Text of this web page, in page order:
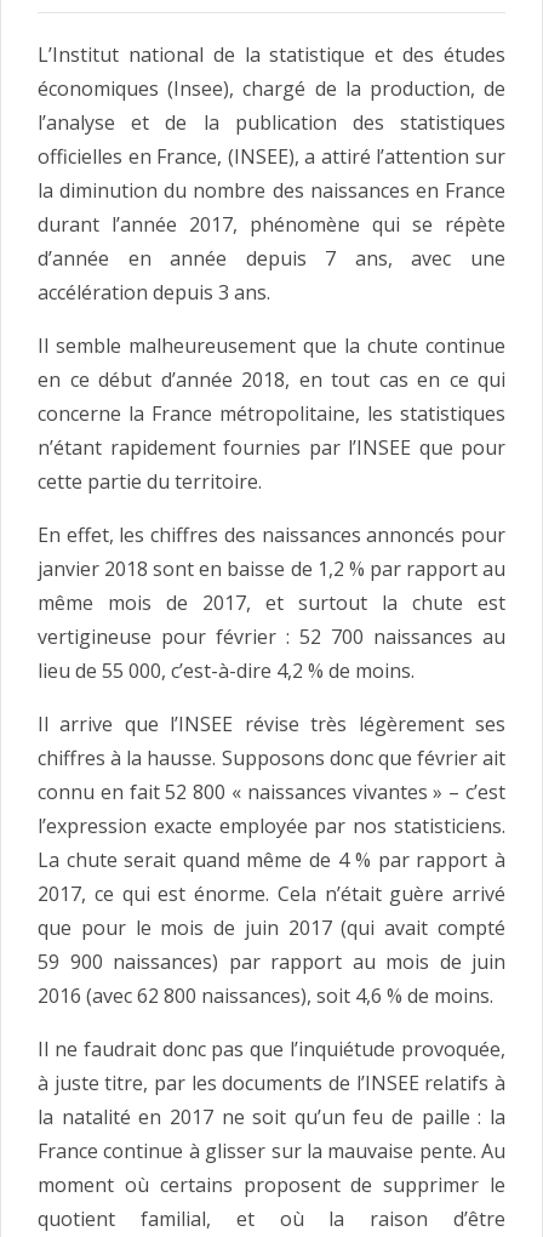
L’Institut national de la statistique et des études
économiques (Insee), chargé de la production, de
l’analyse et de la publication des statistiques
officielles en France, (INSEE), a attiré l’attention sur
la diminution du nombre des naissances en France
durant l’année 2017, phénomène qui se répète
d’année en année depuis 7 ans, avec une
accélération depuis 3 ans.
Il semble malheureusement que la chute continue
en ce début d’année 2018, en tout cas en ce qui
concerne la France métropolitaine, les statistiques
n’étant rapidement fournies par l’INSEE que pour
cette partie du territoire.
En effet, les chiffres des naissances annoncés pour
janvier 2018 sont en baisse de 1,2 % par rapport au
même mois de 2017, et surtout la chute est
vertigineuse pour février : 52 700 naissances au
lieu de 55 000, c’est-à-dire 4,2 % de moins.
Il arrive que l’INSEE révise très légèrement ses
chiffres à la hausse. Supposons donc que février ait
connu en fait 52 800 « naissances vivantes » – c’est
l’expression exacte employée par nos statisticiens.
La chute serait quand même de 4 % par rapport à
2017, ce qui est énorme. Cela n’était guère arrivé
que pour le mois de juin 2017 (qui avait compté
59 900 naissances) par rapport au mois de juin
2016 (avec 62 800 naissances), soit 4,6 % de moins.
Il ne faudrait donc pas que l’inquiétude provoquée,
à juste titre, par les documents de l’INSEE relatifs à
la natalité en 2017 ne soit qu’un feu de paille : la
France continue à glisser sur la mauvaise pente. Au
moment où certains proposent de supprimer le
quotient familial, et où la raison d’être